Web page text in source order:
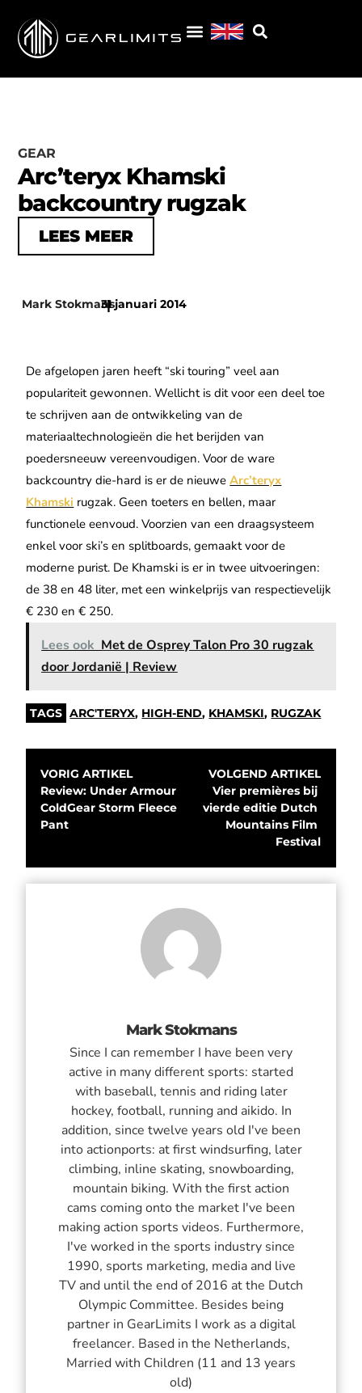
GEAR
Arc’teryx Khamski
backcountry rugzak
LEES MEER
Mark Stokmans
|
31 januari 2014
De afgelopen jaren heeft “ski touring” veel aan
populariteit gewonnen. Wellicht is dit voor een deel toe
te schrijven aan de ontwikkeling van de
materiaaltechnologieën die het berijden van
poedersneeuw vereenvoudigen. Voor de ware
backcountry die-hard is er de nieuweArc’teryx
Khamski rugzak. Geen toeters en bellen, maar
functionele eenvoud. Voorzien van een draagsysteem
enkel voor ski’s en splitboards, gemaakt voor de
moderne purist. De Khamski is er in twee uitvoeringen:
de 38 en 48 liter, met een winkelprijs van respectievelijk
€ 230 en € 250.
Lees ook Met de Osprey Talon Pro 30 rugzak
door Jordanië | Review
TAGS ARC'TERYX, HIGH-END, KHAMSKI, RUGZAK
VORIG ARTIKEL
Review: Under Armour
ColdGear Storm Fleece
Pant
VOLGEND ARTIKEL
Vier premières bij
vierde editie Dutch
Mountains Film
Festival
Mark Stokmans
Since I can remember I have been very
active in many different sports: started
with baseball, tennis and riding later
hockey, football, running and aikido. In
addition, since twelve years old I've been
into actionports: at first windsurfing, later
climbing, inline skating, snowboarding,
mountain biking. With the first action
cams coming onto the market I've been
making action sports videos. Furthermore,
I've worked in the sports industry since
1990, sports marketing, media and live
TV and until the end of 2016 at the Dutch
Olympic Committee. Besides being
partner in GearLimits I work as a digital
freelancer. Based in the Netherlands,
Married with Children (11 and 13 years
old)